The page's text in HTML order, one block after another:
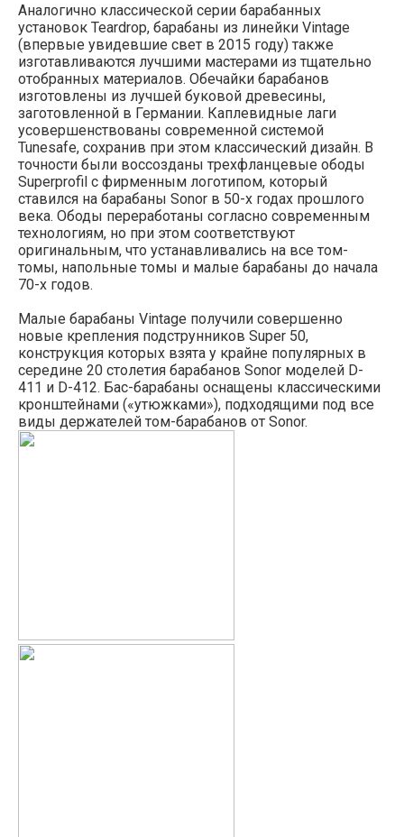
Аналогично классической серии барабанных
установок Teardrop, барабаны из линейки Vintage
(впервые увидевшие свет в 2015 году) также
изготавливаются лучшими мастерами из тщательно
отобранных материалов. Обечайки барабанов
изготовлены из лучшей буковой древесины,
заготовленной в Германии. Каплевидные лаги
усовершенствованы современной системой
Tunesafe, сохранив при этом классический дизайн. В
точности были воссозданы трехфланцевые ободы
Superprofil с фирменным логотипом, который
ставился на барабаны Sonor в 50-х годах прошлого
века. Ободы переработаны согласно современным
технологиям, но при этом соответствуют
оригинальным, что устанавливались на все том-
томы, напольные томы и малые барабаны до начала
70-х годов.
Малые барабаны Vintage получили совершенно
новые крепления подструнников Super 50,
конструкция которых взята у крайне популярных в
середине 20 столетия барабанов Sonor моделей D-
411 и D-412. Бас-барабаны оснащены классическими
кронштейнами («утюжками»), подходящими под все
виды держателей том-барабанов от Sonor.